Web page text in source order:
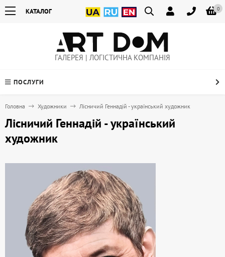
0
КАТАЛОГ
ГАЛЕРЕЯ | ЛОГІСТИЧНА КОМПАНІЯ
ПОСЛУГИ
Головна Художники Лісничий Геннадій - український художник
Лісничий Геннадій - український
художник